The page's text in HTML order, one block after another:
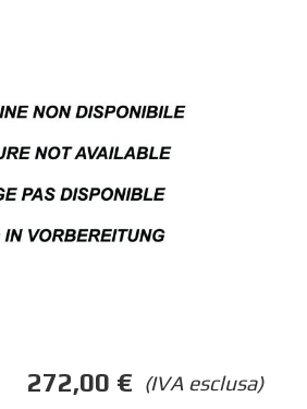
(IVA esclusa)
272,00 €